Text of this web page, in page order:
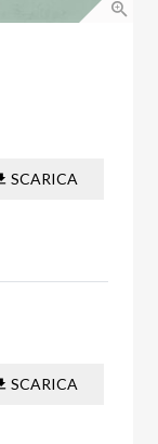
SCARICA
SCARICA